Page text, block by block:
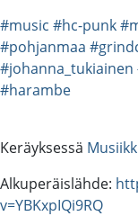
#music #hc-punk
#pohjanmaa
#johanna_tukiainen
#harambe
Keräyksessä
Alkuperäislähde:
v=YBKxpIQi9RQ